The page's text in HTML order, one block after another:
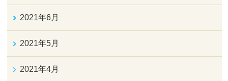
2021年6月
2021年5月
2021年4月